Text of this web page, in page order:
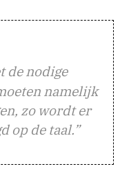
de nodige
namelijk
zo wordt er
op de taal.”